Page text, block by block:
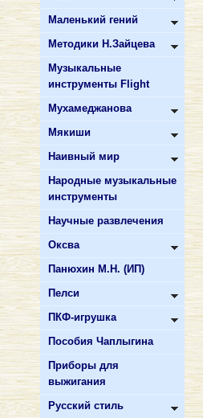
Маленький гений
Методики Н.Зайцева
Музыкальные
инструменты Flight
Мухамеджанова
Мякиши
Наивный мир
Народные музыкальные
инструменты
Научные развлечения
Оксва
Панюхин М.Н. (ИП)
Пелси
ПКФ-игрушка
Пособия Чаплыгина
Приборы для
выжигания
Русский стиль